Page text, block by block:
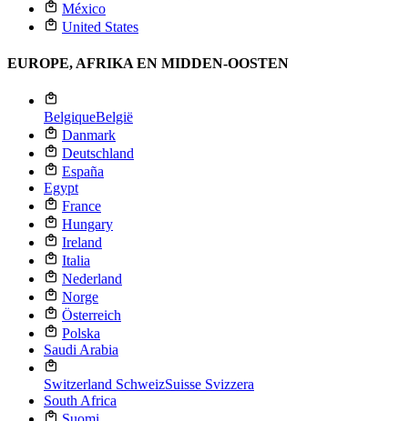
México
United States
EUROPE, AFRIKA EN MIDDEN-OOSTEN
BelgiqueBelgië
Danmark
Deutschland
España
Egypt
France
Hungary
Ireland
Italia
Nederland
Norge
Österreich
Polska
Saudi Arabia
Switzerland SchweizSuisse Svizzera
South Africa